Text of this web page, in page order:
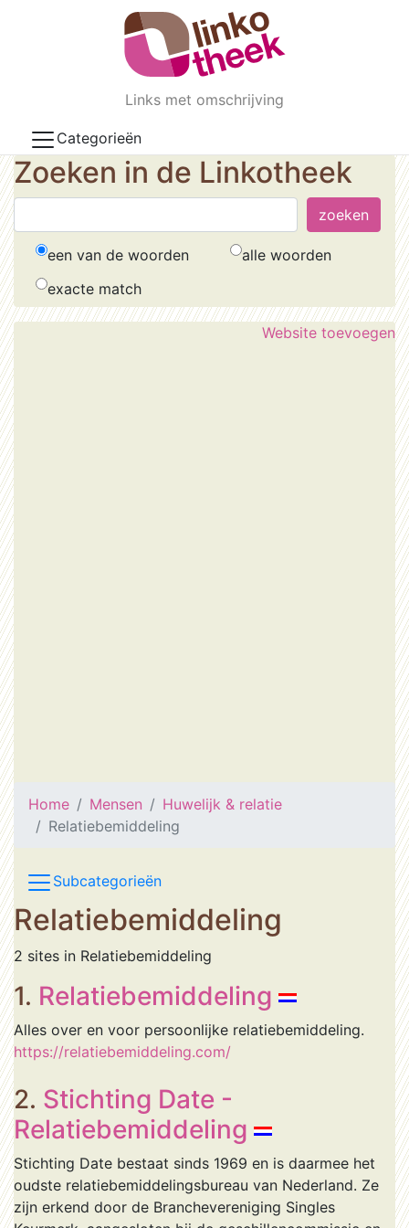
Skip to main content
Links met omschrijving
Categorieën
Zoeken in de Linkotheek
een van de woorden
alle woorden
exacte match
Website toevoegen
Home Mensen
Huwelijk & relatie
Relatiebemiddeling
Subcategorieën
Relatiebemiddeling
2 sites in Relatiebemiddeling
1. Relatiebemiddeling
Alles over en voor persoonlijke relatiebemiddeling.
https://relatiebemiddeling.com/
2. Stichting Date -
Relatiebemiddeling
Stichting Date bestaat sinds 1969 en is daarmee het
oudste relatiebemiddelingsbureau van Nederland. Ze
zijn erkend door de Branchevereniging Singles